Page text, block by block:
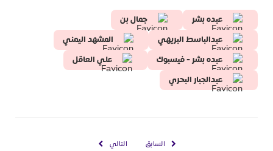
عبده بشر
جمال بن
عبدالباسط البريهي
المشهد اليمني
عبده بشر - فيسبوك
علي العاقل
عبدالجبار البحري
السابق التالي